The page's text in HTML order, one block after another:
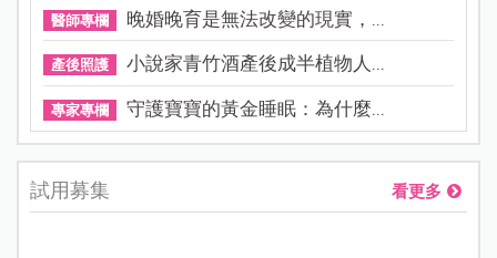
醫師專欄 晚婚晚育是無法改變的現實，...
產後照護 小說家青竹酒產後成半植物人...
專家專欄 守護寶寶的黃金睡眠：為什麼...
試用募集 看更多